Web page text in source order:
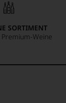
SORTIMENT
Weine